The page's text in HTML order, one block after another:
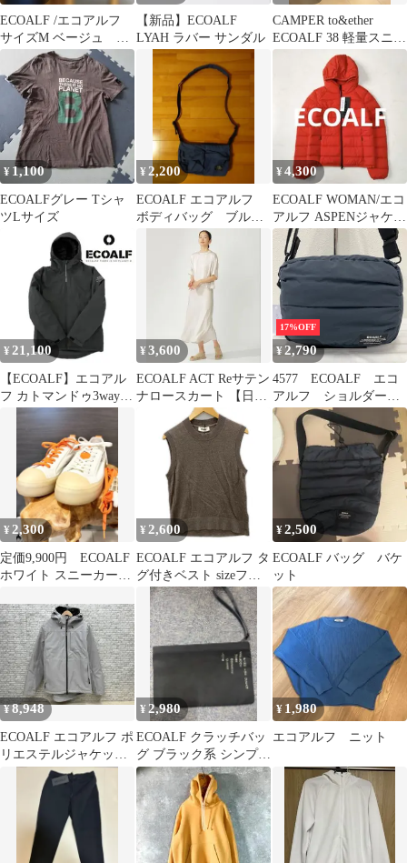
ECOALF /エコアルフ
サイズM ベージュ フ
ード付き中綿アウター
【新品】ECOALF
LYAH ラバー サンダル
CAMPER to&ether
ECOALF 38 軽量スニー
カー ブラック
¥ 1,100
ECOALFグレー Tシャ
ツLサイズ
¥ 2,200
ECOALF エコアルフ
ボディバッグ ブルー
¥4,300
ECOALF WOMAN/エコ
アルフ ASPENジャケッ
ト ダウンジャケット
¥ 21,100
【ECOALF】エコアル
フ カトマンドゥ3wayマ
ルチ ジャケット 日本L
¥3,600
ECOALF ACT Reサテン
ナロースカート 【日本
17%OFF
¥2,790
4577 ECOALF エコ
アルフ ショルダーバ
ッグ 小さめ ミニ
レディース メンズ
ユニセックス 軽量
¥ 2,300
定価9,900円 ECOALF
ホワイト スニーカー
¥ 2,600
ECOALF エコアルフ タ
グ付きベスト sizeフリ
ー/チャコールグレー系
¥2,500
ECOALF バッグ バケ
ット
¥8,948
ECOALF エコアルフ ポ
リエステルジャケット
41F04-855-03 サイズL
ライトグレー 中綿ポリ
エステルインナー付
¥2,980
ECOALF クラッチバッ
グ ブラック系 シンプル
エコアルフ
¥ 1,980
エコアルフ ニット